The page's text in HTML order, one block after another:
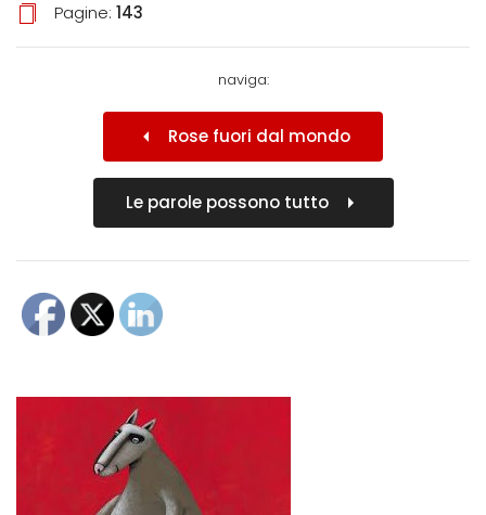
Pagine: 143
naviga:
Rose fuori dal mondo
Le parole possono tutto